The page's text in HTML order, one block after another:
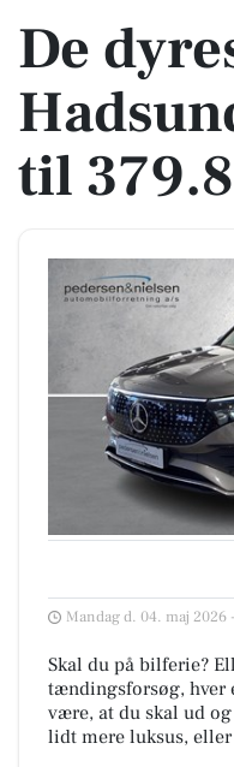
De
til
Mandag d. 04. maj 2026
Skal du på bilferie?
tændingsforsøg, hver
være, at du skal ud
lidt mere luksus,